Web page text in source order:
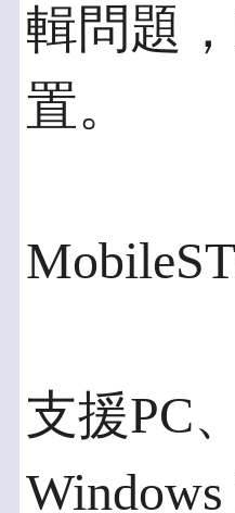
輯問題
置。
支援PC